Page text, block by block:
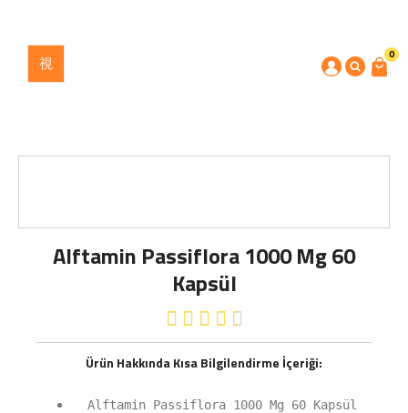
0
Alftamin Passiflora 1000 Mg 60
Kapsül
    
Ürün Hakkında Kısa Bilgilendirme İçeriği:
Alftamin Passiflora 1000 Mg 60 Kapsül